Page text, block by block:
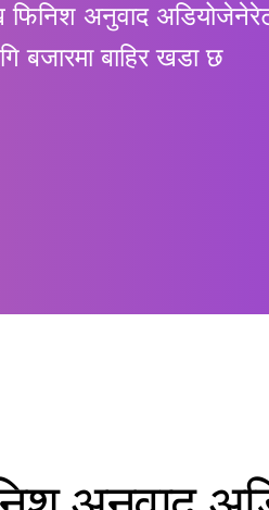
फिनिश अनुवाद अडियो
बजारमा बाहिर खडा छ